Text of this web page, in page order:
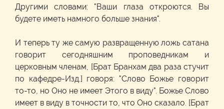
Другими словами: "Ваши глаза откроются. Вы
будете иметь намного больше знания".
И теперь ту же самую развращенную ложь сатана
говорит сегодняшним проповедникам и
церковным членам, [Брат Бранхам два раза стучит
по кафедре-Изд.] говоря: "Слово Божье говорит
то-то, но Оно не имеет Этого в виду". Божье Слово
имеет в виду в точности то, что Оно сказало. [Брат